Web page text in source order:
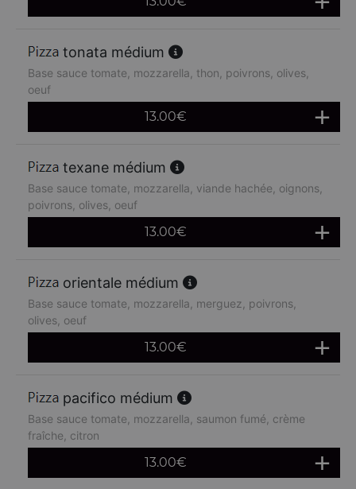
tonata médium
Base sauce tomate, mozzarella, thon, poivrons, olives,
oeuf
13.00€
texane médium
Base sauce tomate, mozzarella, viande hachée, oignons,
poivrons, olives, oeuf
13.00€
orientale médium
Base sauce tomate, mozzarella, merguez, poivrons,
olives, oeuf
13.00€
pacifico médium
Base sauce tomate, mozzarella, saumon fumé, crème
fraîche, citron
13.00€